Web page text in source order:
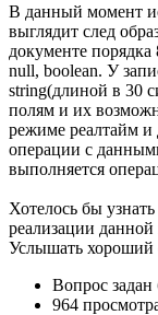
В данный момент
выглядит след
документе
null, boolean. У
string(длиной в 30
полям и их
режиме реалтайм и
операции с
выполняется
Хотелось бы
реализации данной
Услышать хороший
Вопрос задан
964